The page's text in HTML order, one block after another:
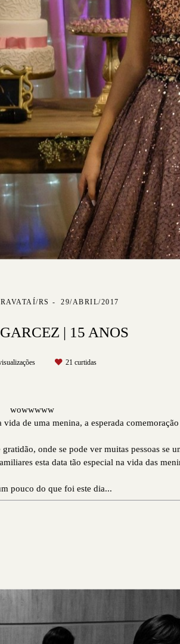
RS 29/ABRIL/2017
| 15 ANOS
21 curtidas
wowwwww
de uma menina, a esperada
onde se pode ver muitas pessoas se
esta data tão especial na vida das
pouco do que foi este dia...